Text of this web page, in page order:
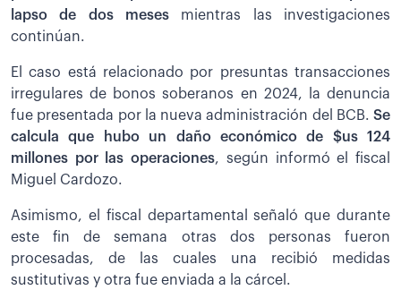
lapso de dos meses mientras las investigaciones
continúan.
El caso está relacionado por presuntas transacciones
irregulares de bonos soberanos en 2024, la denuncia
fue presentada por la nueva administración del BCB. Se
calcula que hubo un daño económico de $us 124
millones por las operaciones, según informó el fiscal
Miguel Cardozo.
Asimismo, el fiscal departamental señaló que durante
este fin de semana otras dos personas fueron
procesadas, de las cuales una recibió medidas
sustitutivas y otra fue enviada a la cárcel.